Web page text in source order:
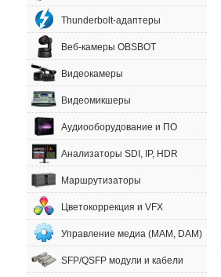
Thunderbolt-адаптеры
Веб-камеры OBSBOT
Видеокамеры
Видеомикшеры
Аудиооборудование и ПО
Анализаторы SDI, IP, HDR
Маршрутизаторы
Цветокоррекция и VFX
Управление медиа (MAM, DAM)
SFP/QSFP модули и кабели